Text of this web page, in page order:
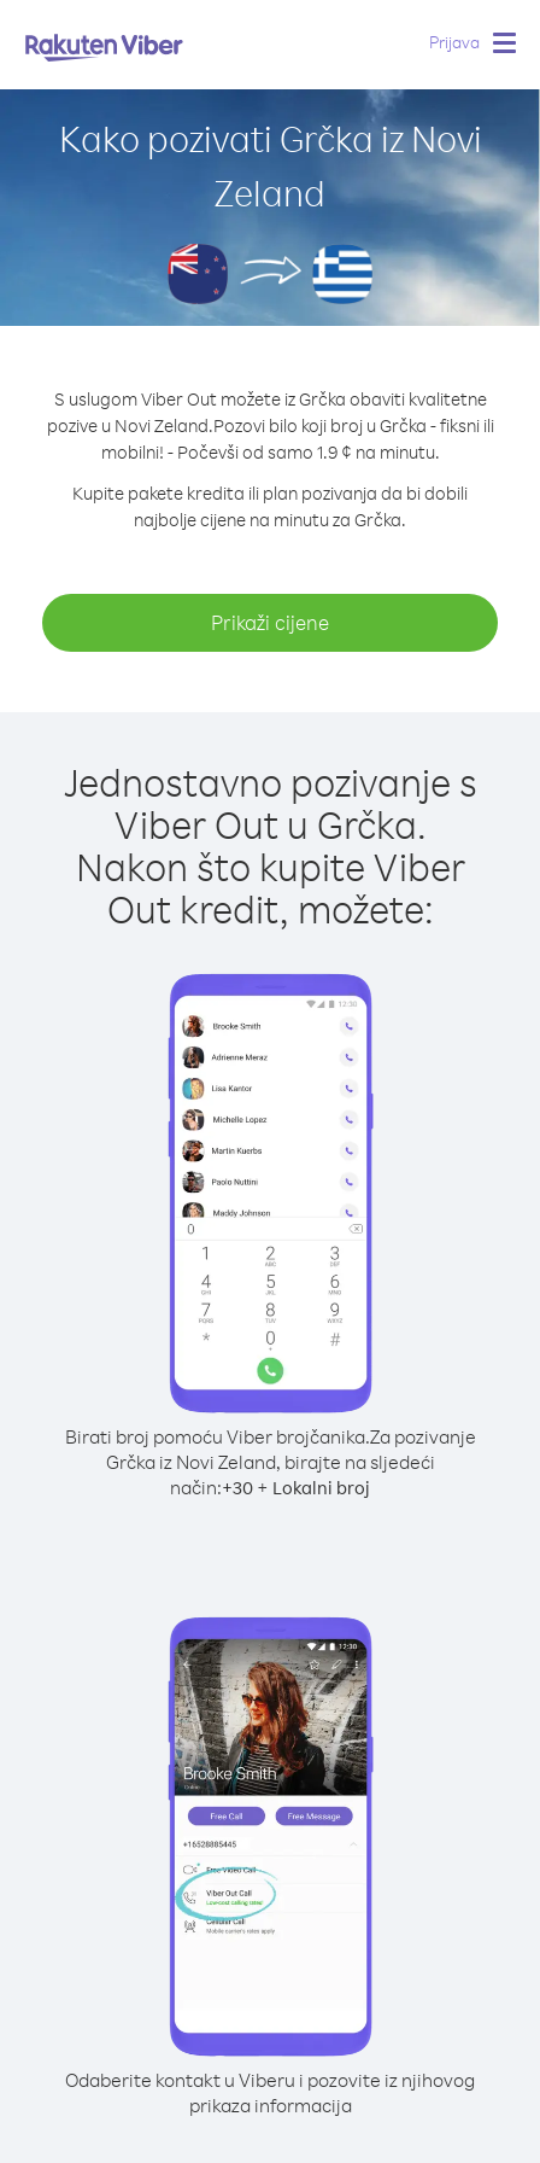
Prijava
Kako pozivati Grčka iz Novi
Zeland
S uslugom Viber Out možete iz Grčka obaviti kvalitetne
pozive u Novi Zeland.Pozovi bilo koji broj u Grčka - fiksni ili
mobilni! - Počevši od samo 1.9 ¢ na minutu.
Kupite pakete kredita ili plan pozivanja da bi dobili
najbolje cijene na minutu za Grčka.
Prikaži cijene
Jednostavno pozivanje s
Viber Out u Grčka.
Nakon što kupite Viber
Out kredit, možete:
Birati broj pomoću Viber brojčanika.Za pozivanje
Grčka iz Novi Zeland, birajte na sljedeći
način:+30 + Lokalni broj
Odaberite kontakt u Viberu i pozovite iz njihovog
prikaza informacija